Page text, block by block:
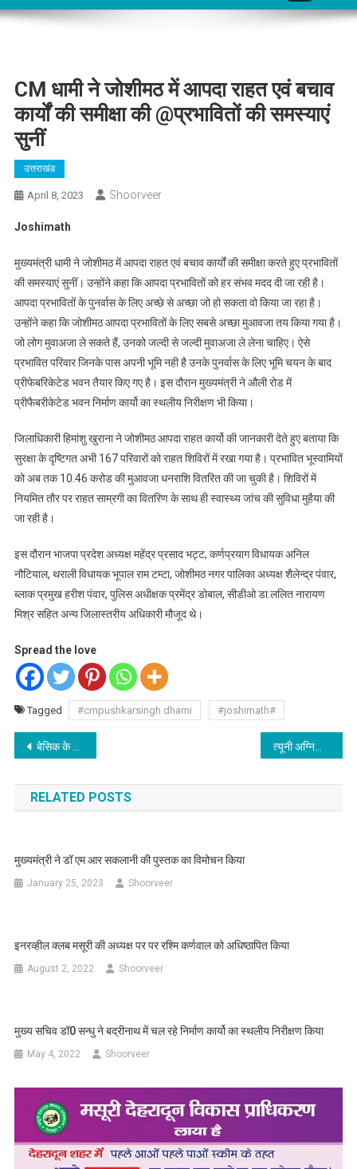
CM धामी ने जोशीमठ में आपदा राहत एवं बचाव
कार्यों की समीक्षा की @प्रभावितों की समस्याएं
सुनीं
उत्तराखंड
April 8, 2023 Shoorveer
Joshimath
मुख्यमंत्री धामी ने जोशीमठ में आपदा राहत एवं बचाव कार्यों की समीक्षा करते हुए प्रभावितों
की समस्याएं सुनीं। उन्होंने कहा कि आपदा प्रभावितों को हर संभव मदद दी जा रही है।
आपदा प्रभावितों के पुनर्वास के लिए अच्छे से अच्छा जो हो सकता वो किया जा रहा है।
उन्होंने कहा कि जोशीमठ आपदा प्रभावितों के लिए सबसे अच्छा मुआवजा तय किया गया है।
जो लोग मुवाअजा ले सकते हैं, उनको जल्दी से जल्दी मुवाअजा ले लेना चाहिए। ऐसे
प्रभावित परिवार जिनके पास अपनी भूमि नही है उनके पुनर्वास के लिए भूमि चयन के बाद
प्रीफेबरिकेटेड भवन तैयार किए गए है। इस दौरान मुख्यमंत्री ने औली रोड में
प्रीफैबरीकेटेड भवन निर्माण कार्यो का स्थलीय निरीक्षण भी किया।
जिलाधिकारी हिमांशु खुराना ने जोशीमठ आपदा राहत कार्यो की जानकारी देते हुए बताया कि
सुरक्षा के दृष्टिगत अभी 167 परिवारों को राहत शिविरों में रखा गया है। प्रभावित भूस्वामियों
को अब तक 10.46 करोड की मुआवजा धनराशि वितरित की जा चुकी है। शिविरों में
नियमित तौर पर राहत साम्रगी का वितरिण के साथ ही स्वास्थ्य जांच की सुविधा मुहैया की
जा रही है।
इस दौरान भाजपा प्रदेश अध्यक्ष महेंद्र प्रसाद भट्ट, कर्णप्रयाग विधायक अनिल
नौटियाल, थराली विधायक भूपाल राम टम्टा, जोशीमठ नगर पालिका अध्यक्ष शैलेन्द्र पंवार,
ब्लाक प्रमुख हरीश पंवार, पुलिस अधीक्षक प्रमेंद्र डोबाल, सीडीओ डा.ललित नारायण
मिश्र सहित अन्य जिलास्तरीय अधिकारी मौजूद थे।
Spread the love
Tagged #cmpushkarsingh dhami #joshimath#
Post
navigation
बेसिक के शिक्षक को मिलेगा tablet@11 अप्रैल को प्रत्येक स्कूल में मनाया जायेगा प्रवेशोत्सवः डॉ. धन सिंह रावत त्यूनी अग्निकांड में राहत एवं बचाव कार्यों में लापरवाही बरतने वाले रेखीय विभाग के कार्मिक नपेंगे।
RELATED POSTS
मुख्यमंत्री ने डॉ एम आर सकलानी की पुस्तक का विमोचन किया
January 25, 2023 Shoorveer
इनरव्हील क्लब मसूरी की अध्यक्ष पर पर रश्मि कर्णवाल को अधिष्ठापित किया
August 2, 2022 Shoorveer
मुख्य सचिव डॉ0 सन्धु ने बद्रीनाथ में चल रहे निर्माण कार्यो का स्थलीय निरीक्षण किया
May 4, 2022 Shoorveer